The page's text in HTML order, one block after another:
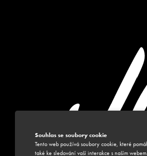
Souhlas se soubory cookie
Tento web používá soubory cookie, které
také ke sledování vaší interakce s naším